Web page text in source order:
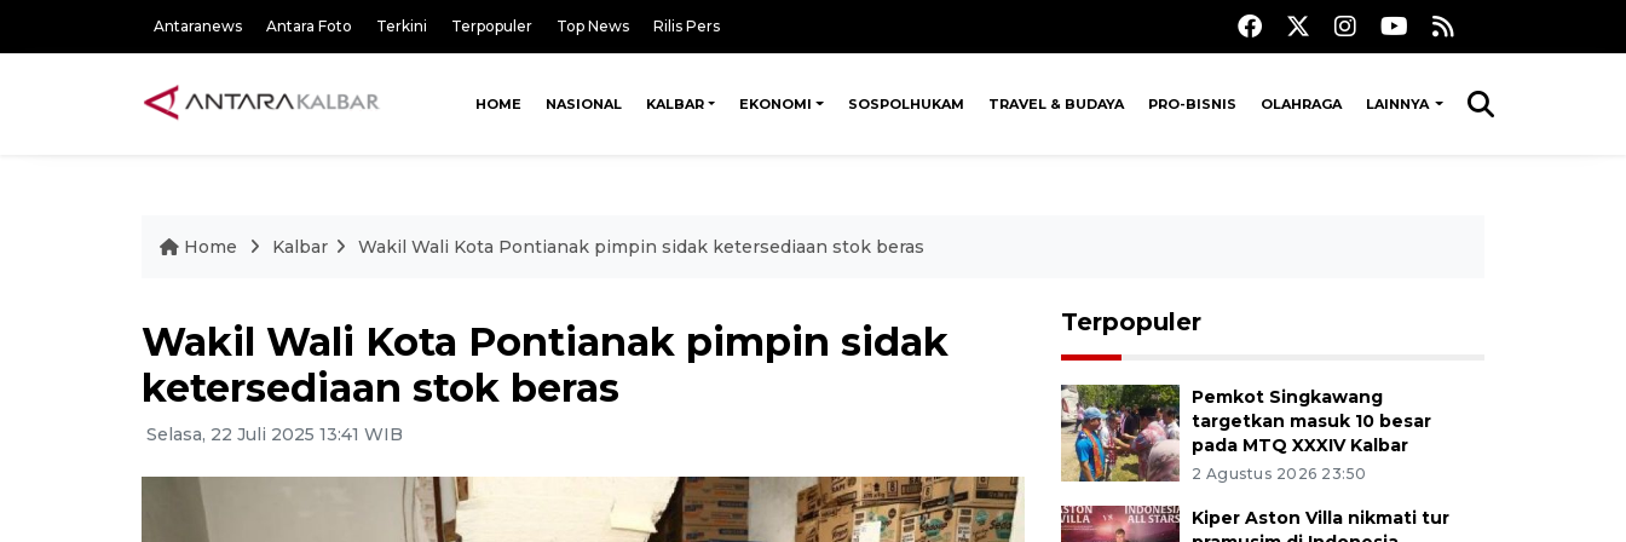
Antaranews Antara Foto Terkini Terpopuler Top News Rilis Pers
HOME NASIONAL KALBAR EKONOMI SOSPOLHUKAM TRAVEL & BUDAYA PRO-BISNIS OLAHRAGA LAINNYA
Home Kalbar Wakil Wali Kota Pontianak pimpin sidak ketersediaan stok beras
Wakil Wali Kota Pontianak pimpin sidak
ketersediaan stok beras
Selasa, 22 Juli 2025 13:41 WIB
Terpopuler
Pemkot Singkawang
targetkan masuk 10 besar
pada MTQ XXXIV Kalbar
2 Agustus 2026 23:50
Kiper Aston Villa nikmati tur